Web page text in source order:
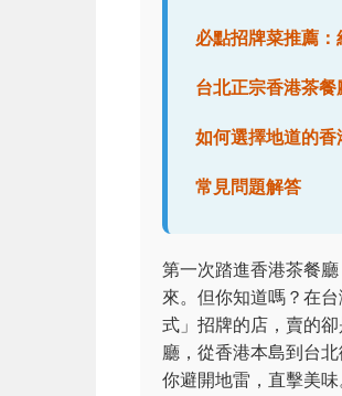
必點招牌菜推薦
台北正宗香港茶餐
如何選擇地道的香
常見問題解答
第一次踏進香港茶餐
來。但你知道嗎？在
式」招牌的店，賣的
廳，從香港本島到台
你避開地雷，直擊美味